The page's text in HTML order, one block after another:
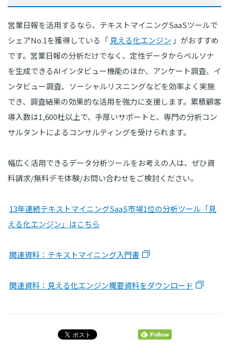
営業日報を活用するなら、テキストマイニングSaaSツールで
シェアNo.1を獲得している「 見える化エンジン 」がおすすめ
です。営業日報の分析だけでなく、定性データからペルソナ
を生成できるAIインタビュー機能のほか、アンケート調査、イ
ンタビュー調査、ソーシャルリスニングなどを効率よく実施
でき、調査結果の効果的な活用を強力に支援します。累積顧客
導入数は1,600社以上で、手厚いサポートと、専門の分析コン
サルタントによるコンサルティングを受けられます。
幅広く活用できるデータ分析ツールをお考えの人は、ぜひ資
料請求/無料デモ体験/お問い合わせをご検討ください。
13年連続テキストマイニングSaaS市場1位の分析ツール「見
える化エンジン」はこちら
関連資料：テキストマイニング入門書
関連資料：見える化エンジン概要資料をダウンロード